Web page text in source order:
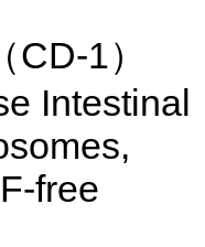
（CD-1）
Intestinal
free